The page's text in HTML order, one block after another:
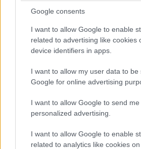
Google consents
I want to allow Google to enable
related to advertising like cookies
device identifiers in apps.
I want to allow my user data to be
Google for online advertising
I want to allow Google to send me
personalized advertising.
I want to allow Google to enable
related to analytics like cookies